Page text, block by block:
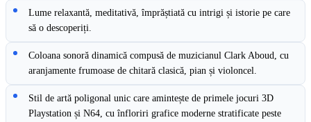
Lume relaxantă, meditativă, împrăștiată cu intrigi și istorie pe care
să o descoperiți.
Coloana sonoră dinamică compusă de muzicianul Clark Aboud, cu
aranjamente frumoase de chitară clasică, pian și violoncel.
Stil de artă poligonal unic care amintește de primele jocuri 3D
Playstation și N64, cu înfloriri grafice moderne stratificate peste